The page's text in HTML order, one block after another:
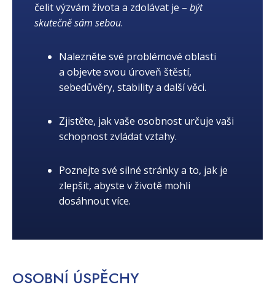
čelit výzvám života a zdolávat je – být
skutečně sám sebou.
Nalezněte své problémové oblasti
a objevte svou úroveň štěstí,
sebedůvěry, stability a další věci.
Zjistěte, jak vaše osobnost určuje vaši
schopnost zvládat vztahy.
Poznejte své silné stránky a to, jak je
zlepšit, abyste v životě mohli
dosáhnout více.
OSOBNÍ ÚSPĚCHY